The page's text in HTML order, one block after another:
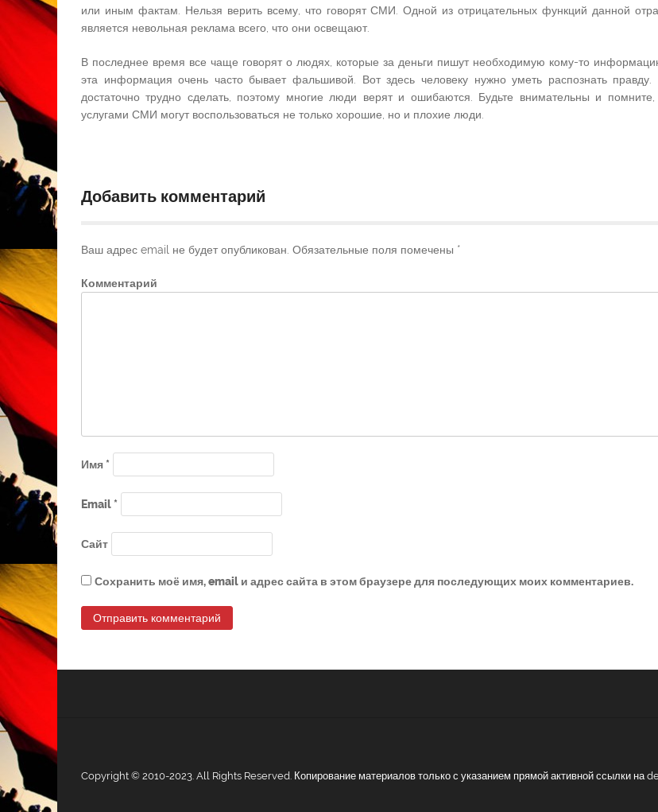
или иным фактам. Нельзя верить всему, что говорят СМИ. Одной из отрицательных функций данной
является невольная реклама всего, что они освещают.
В последнее время все чаще говорят о людях, которые за деньги пишут необходимую кому-то
эта информация очень часто бывает фальшивой. Вот здесь человеку нужно уметь распознать правду.
достаточно трудно сделать, поэтому многие люди верят и ошибаются. Будьте внимательны и помните,
услугами СМИ могут воспользоваться не только хорошие, но и плохие люди.
Добавить комментарий
Ваш адрес email не будет опубликован. Обязательные поля помечены *
Комментарий
Имя*
Email*
Сайт
Сохранить моё имя, email и адрес сайта в этом браузере для последующих моих комментариев.
Copyright © 2010-2023. All Rights Reserved. Копирование материалов только с указанием прямой активной ссылки на